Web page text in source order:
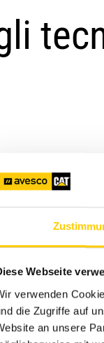
Webseite
verwenden
die Zugriffe auf
an unsere